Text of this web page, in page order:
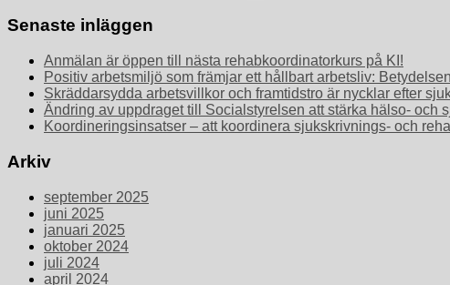
Senaste inläggen
Anmälan är öppen till nästa rehabkoordinatorkurs på KI!
Positiv arbetsmiljö som främjar ett hållbart arbetsliv:
Skräddarsydda arbetsvillkor och framtidstro är nycklar efter
Ändring av uppdraget till Socialstyrelsen att stärka hälso- och
Koordineringsinsatser – att koordinera sjukskrivnings- och
Arkiv
september 2025
juni 2025
januari 2025
oktober 2024
juli 2024
april 2024